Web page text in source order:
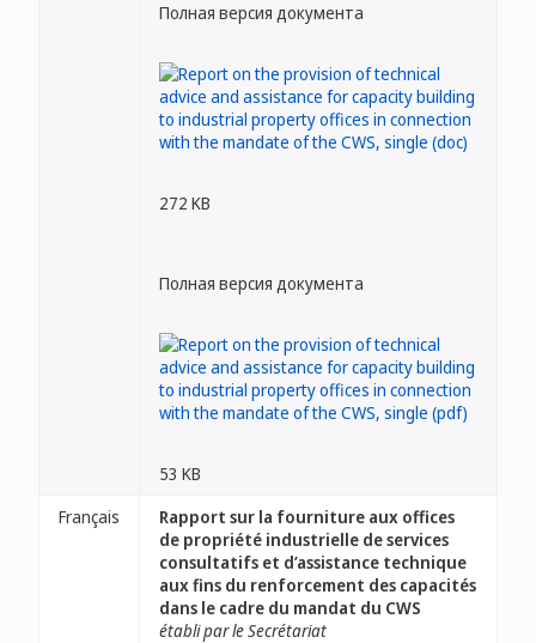
Полная версия документа
272 KB
Полная версия документа
53 KB
Français
Rapport sur la fourniture aux offices
de propriété industrielle de services
consultatifs et d’assistance technique
aux fins du renforcement des capacités
dans le cadre du mandat du CWS
établi par le Secrétariat